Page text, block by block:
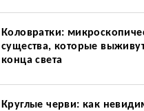
Коловратки:
существа, которые
конца света
Круглые черви: как